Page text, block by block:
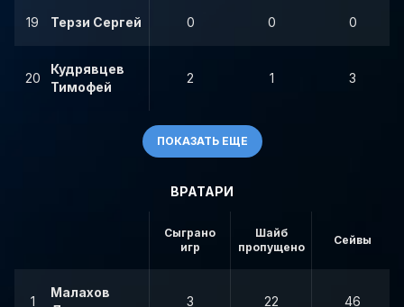
19 Терзи Сергей 0 0 0
20
Кудрявцев
Тимофей
2 1 3
ПОКАЗАТЬ ЕЩЕ
ВРАТАРИ
Сыграно
игр
Шайб
пропущено
Сейвы
1
Малахов
3 22 46